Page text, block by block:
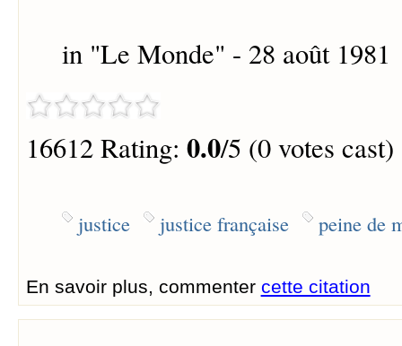
in "Le Monde" - 28 août 1981
16612 Rating: 0.0/5 (0 votes cast)
justice justice française peine de
En savoir plus, commenter cette citation